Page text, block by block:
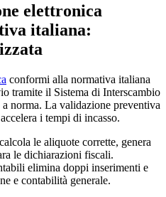
elettronica
italiana:
conformi alla normativa italiana
tramite il Sistema di Interscambio
norma. La validazione preventiva
i tempi di incasso.
le aliquote corrette, genera
le dichiarazioni fiscali.
elimina doppi inserimenti e
e contabilità generale.